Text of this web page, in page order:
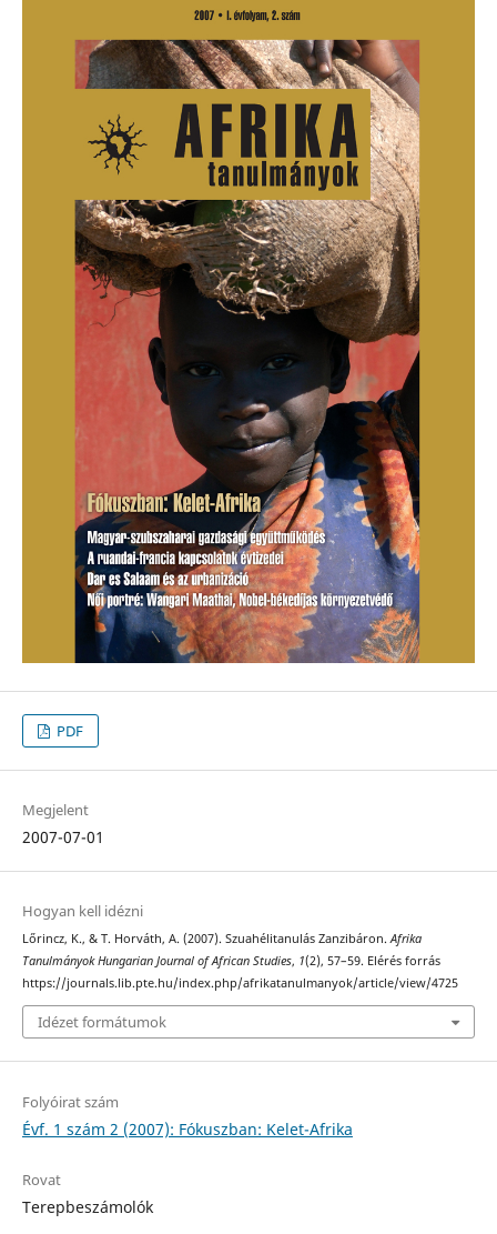
PDF
Megjelent
2007-07-01
Hogyan kell idézni
Lőrincz, K., & T. Horváth, A. (2007). Szuahélitanulás Zanzibáron.Afrika
Tanulmányok Hungarian Journal of African Studies, 1(2), 57–59. Elérés forrás
https://journals.lib.pte.hu/index.php/afrikatanulmanyok/article/view/4725
Idézet formátumok
Folyóirat szám
Évf. 1 szám 2 (2007): Fókuszban: Kelet-Afrika
Rovat
Terepbeszámolók